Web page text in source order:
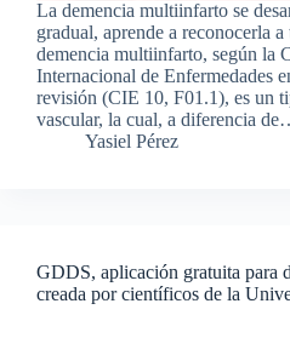
La demencia multiinfarto se
gradual, aprende a reconocerla
demencia multiinfarto, según la
Internacional de Enfermedades
revisión (CIE 10, F01.1), es un
vascular, la cual, a diferencia
Yasiel Pérez
GDDS, aplicación gratuita para
creada por científicos de la